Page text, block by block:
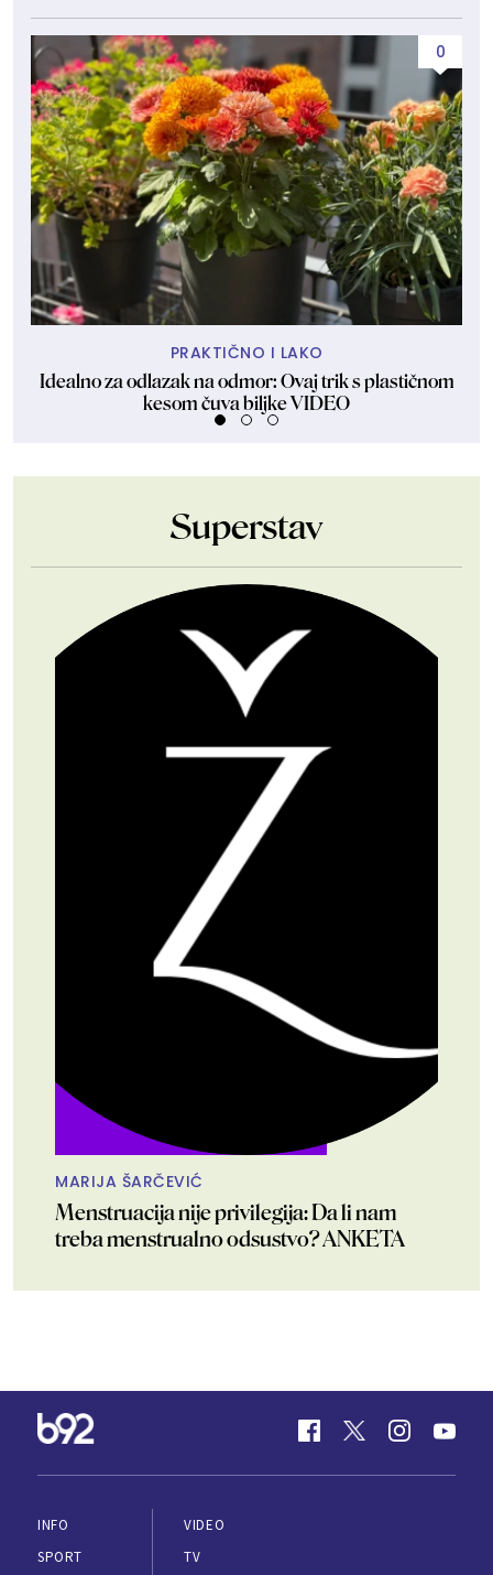
0
PRAKTIČNO I LAKO
Idealno za odlazak na odmor: Ovaj trik s plastičnom
kesom čuva biljke VIDEO
Superstav
MARIJA ŠARČEVIĆ
Menstruacija nije privilegija: Da li nam
treba menstrualno odsustvo? ANKETA
INFO
SPORT
VIDEO
TV